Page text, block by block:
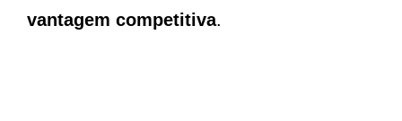
vantagem competitiva.